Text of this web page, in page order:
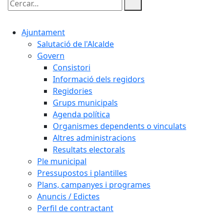
Cercar:
Ajuntament
Salutació de l'Alcalde
Govern
Consistori
Informació dels regidors
Regidories
Grups municipals
Agenda política
Organismes dependents o vinculats
Altres administracions
Resultats electorals
Ple municipal
Pressupostos i plantilles
Plans, campanyes i programes
Anuncis / Edictes
Perfil de contractant